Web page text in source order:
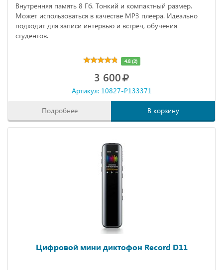
Внутренняя память 8 Гб. Тонкий и компактный размер.
Может использоваться в качестве MP3 плеера. Идеально
подходит для записи интервью и встреч, обучения
студентов.
4.8 (2)
3 600
Артикул: 10827-P133371
Подробнее В корзину
Цифровой мини диктофон Record D11